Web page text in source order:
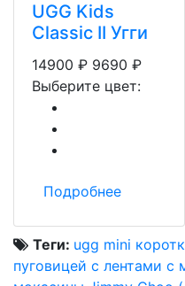
UGG Kids
Classic II Угги
14900 ₽ 9690 ₽
Выберите цвет:
Подробнее
Теги: ugg mini
пуговицей с лентами с